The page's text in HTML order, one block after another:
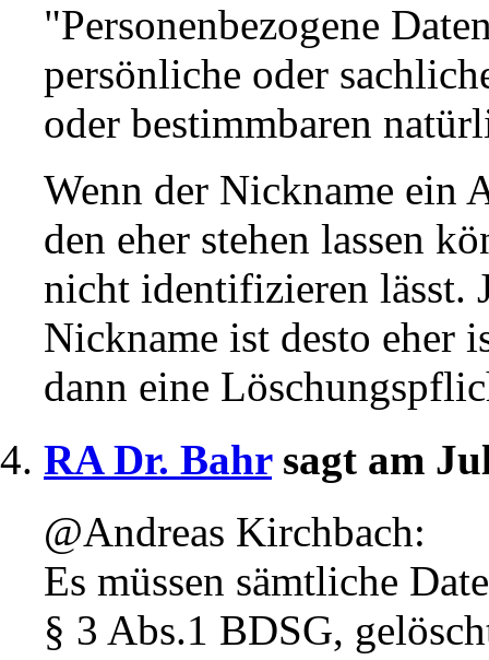
"Personenbezogene
persönliche oder
oder bestimmbaren
Wenn der Nickname ein
den eher stehen lassen
nicht identifizieren lässt.
Nickname ist desto eher
dann eine
RA Dr. Bahrsagt am
@Andreas Kirchbach:
Es müssen sämtliche
§ 3 Abs.1 BDSG,